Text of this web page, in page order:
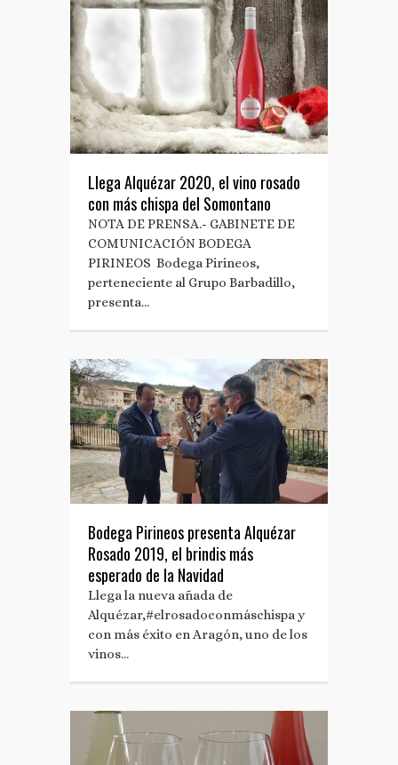
Llega Alquézar 2020, el vino rosado
con más chispa del Somontano
NOTA DE PRENSA.- GABINETE DE
COMUNICACIÓN BODEGA
PIRINEOS Bodega Pirineos,
perteneciente al Grupo Barbadillo,
presenta…
Bodega Pirineos presenta Alquézar
Rosado 2019, el brindis más
esperado de la Navidad
Llega la nueva añada de
Alquézar,#elrosadoconmáschispa y
con más éxito en Aragón, uno de los
vinos…